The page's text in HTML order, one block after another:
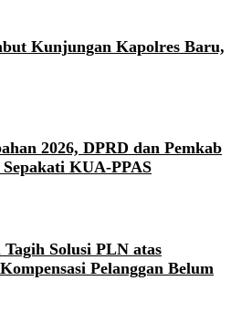
Kunjungan Kapolres Baru,
2026, DPRD dan Pemkab
KUA-PPAS
Solusi PLN atas
Pelanggan Belum